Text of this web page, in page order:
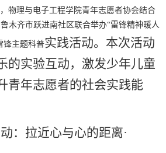
物理与电子工程学院青年志愿者协会结合
鲁木齐市跃进南社区联合举办“雷锋精神暖人
锋主题科普实践活动。本次活动
的实验互动，激发少年儿童
青年志愿者的社会实践能
：拉近心与心的距离·